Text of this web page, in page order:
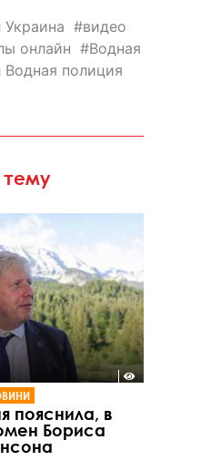
Украина
видео
онлайн
Водная
Водная полиция
тему
пояснила, в
Бориса